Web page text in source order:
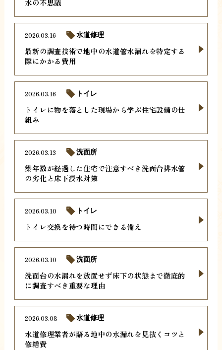
水の不思議
最新の調査技術で地中の水道管水漏れを特定する
際にかかる費用
2026.03.16 水道修理
トイレに物を落とした現場から学ぶ住宅設備の仕
組み
2026.03.16 トイレ
築年数が経過した住宅で注意すべき洗面台排水管
の劣化と床下浸水対策
2026.03.13 洗面所
トイレ交換を待つ時間にできる備え
2026.03.10 トイレ
洗面台の水漏れを放置せず床下の状態まで徹底的
に調査すべき重要な理由
2026.03.10 洗面所
水道修理業者が語る地中の水漏れを見抜くコツと
修繕費
2026.03.08 水道修理